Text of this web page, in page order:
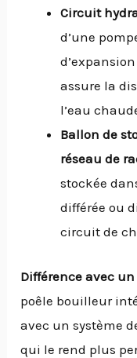
Circuit
d’une
assure la
l’eau
Ballon de
réseau de
stockée
différée ou
circuit de
Différence avec
poêle bouilleur
avec un système
qui le rend plus